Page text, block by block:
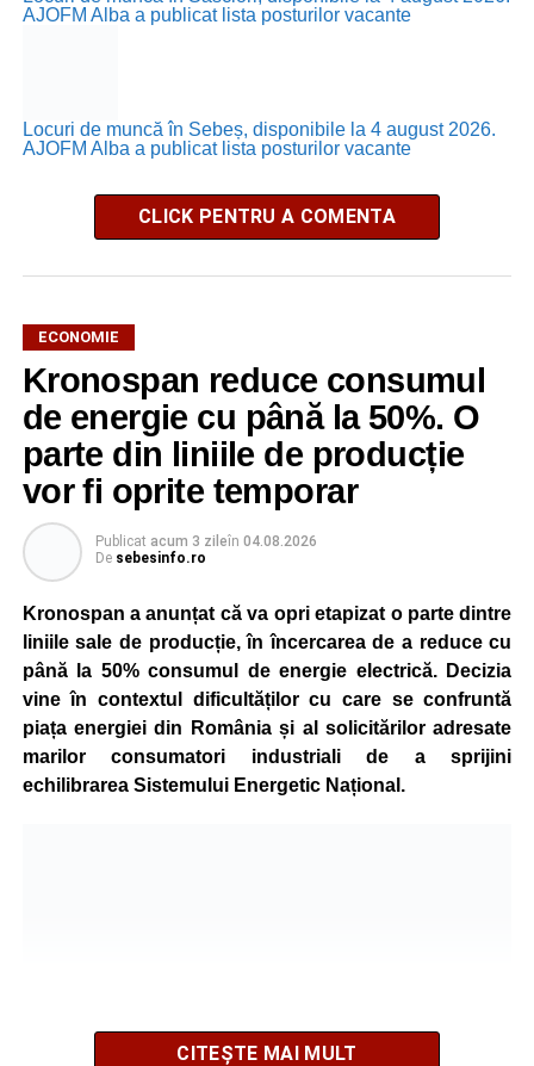
AJOFM Alba a publicat lista posturilor vacante
Locuri de muncă în Sebeș, disponibile la 4 august 2026.
AJOFM Alba a publicat lista posturilor vacante
CLICK PENTRU A COMENTA
ECONOMIE
Kronospan reduce consumul
de energie cu până la 50%. O
parte din liniile de producție
vor fi oprite temporar
Publicat acum 3 zileîn 04.08.2026
De sebesinfo.ro
Kronospan a anunțat că va opri etapizat o parte dintre
liniile sale de producție, în încercarea de a reduce cu
până la 50% consumul de energie electrică. Decizia
vine în contextul dificultăților cu care se confruntă
piața energiei din România și al solicitărilor adresate
marilor consumatori industriali de a sprijini
echilibrarea Sistemului Energetic Național.
CITEȘTE MAI MULT